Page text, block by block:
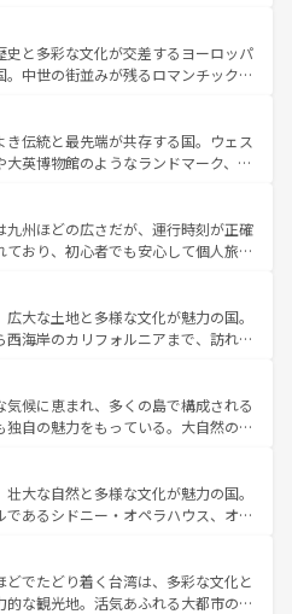
なビーチリゾートまで多彩な表情を見
風土や気候が異なるスペインはその個
性で訪れる人を魅了する。 なお、新着のスペイン情報はコ
まっている。華麗な宮殿、歴史的な大
、そして豊かな自然が、訪れる者を心
、フランスは美食の国としても知ら
祥地であるランス、プロヴァンスの
畑など、多彩な楽しみ方が可能だ。さ
域にも魅力が溢れており、どの街角に
それぞれで全く異なる文化を体験で
う。 なお、新着のフランス情報はコンテンツ一覧
史と多彩な文化が交差するヨーロッパ
。中世の街並みが残るロマンチック街
こを歩いても飽きることがない。ベ
、バイエルン州のアルプスの絶景、そ
ワイン畑といった風景は必見。ビール
体験してほしい。 なお、新着の
ンツ一覧を参照してほしい。
き伝統と最先端が共存する国。ウェス
大英博物館のようなランドマーク、歴
がある。また、優雅なアフタヌーン
にはたまらない英国パブ、サッカー観
こそできる体験も豊富。イギリスを旅
しい。
九州ほどの広さだが、運行時刻が正確
ており、初心者でも安心して個人旅行
町や、スイスならではのユニークな
ス観光だけでなく町歩きも満喫する
の所得が高いため物価も高いが、旅行
を楽しむこともできる。 なお、新
ンテンツ一覧 を参照してほしい。
大な土地と多様な文化が魅力の国。
西海岸のカリフォルニアまで、訪れる
観光、ショッピング、エンターテイ
刺激的なスポットだ。一方、アメリカ
がり、グランドキャニオンやイエロー
では、音楽と美食が融合した独特の
アメリカの各地域で異なる魅力を楽
様性と豊かな歴史を感じることができ
。 なお、新着のアメリカ
覧を参照してほしい。
気候に恵まれ、多くの島で構成される
独自の魅力をもっている。大自然の神
また、定番の観光地といえばオアフ
求めるならマウイ島やカウアイ島が
ドグリーンに輝く海をはじめ、豊かな
訪れる人々を迎えてくれるハワイの
カルフードやハワイアンミュージッ
ンスなど、すべてがハワイの魅力を彩
大な自然と多様な文化が魅力の国。
であるシドニー・オペラハウス、オー
部にそびえるウルル（エアーズロッ
美しい原生林やケアンズの熱帯雨林な
さん。また、カフェやワイン、オージ
どでたどり着く台湾は、多彩な文化と
的な観光地。活気あふれる大都市の台